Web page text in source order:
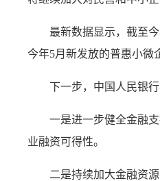
最新数据显示，截至
今年5月新发放的普惠小微
下一步，中国人民银
一是进一步健全金融
业融资可得性。
二是持续加大金融资